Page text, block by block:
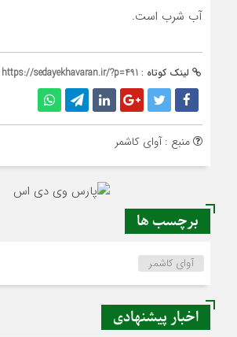
آب شرب است.
لینک کوتاه : https://sedayekhavaran.ir/?p=491
منبع : آوای کاشمر
برچسب ها
آوای کاشمر
اخبار پیشنهادی